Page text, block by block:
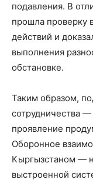
подавления. В
прошла проверку
действий и
выполнения
обстановке.
Таким образом,
сотрудничества
проявление
Оборонное
Кыргызстаном —
выстроенной